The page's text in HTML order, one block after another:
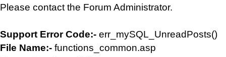
Please contact the Forum Administrator.
Support Error Code:- err_mySQL_UnreadPosts()
File Name:- functions_common.asp